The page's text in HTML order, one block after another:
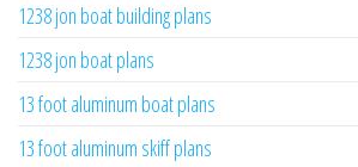
1238 jon boat building plans
1238 jon boat plans
13 foot aluminum boat plans
13 foot aluminum skiff plans